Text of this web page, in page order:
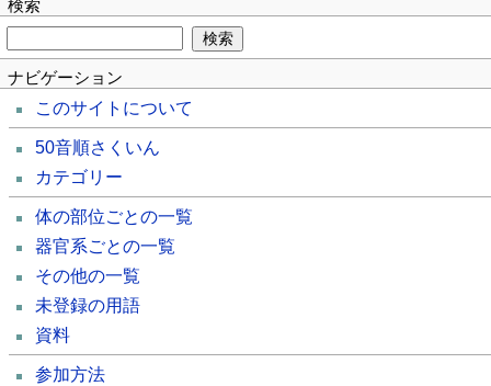
検索
ナビゲーション
このサイトについて
50音順さくいん
カテゴリー
体の部位ごとの一覧
器官系ごとの一覧
その他の一覧
未登録の用語
資料
参加方法